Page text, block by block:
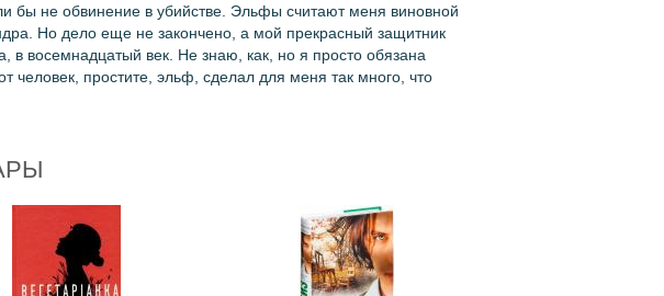
бы не обвинение в убийстве. Эльфы считают меня виновной
Но дело еще не закончено, а мой прекрасный защитник
в восемнадцатый век. Не знаю, как, но я просто обязана
человек, простите, эльф, сделал для меня так много, что